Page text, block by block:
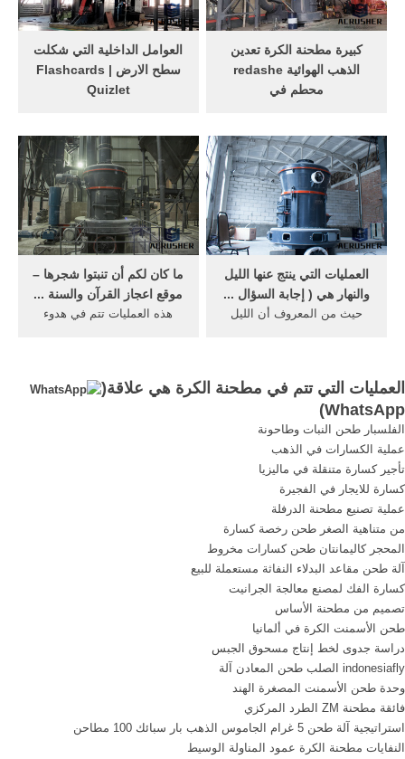
انكسارية...
900x3000 بطانات الكرة
مطحنة طحن الاسمنت .
العوامل الداخلية التي شكلت
سطح الارض Flashcards |
Quizlet
باتجاه اليمين في ‫‏‫نصف ‏الكرة
‏الشمالي، ‏و الى ‏اليسار ‏في
‫نصف‬ الكرة الجنوبي ... ما هي
الأشكال الناتجة عن الارساب
البحري ؟ ...
كبيرة مطحنة الكرة تعدين
الذهب الهوائية redashe
محطم في
في شكرا لك على المصالح
الخاصة بك في "ليمينغ الصناعة
الثقيلة". الرجاء لا تتردد في
إرسال معلومات التحقيق
بالنسبة لنا.
ما كان لكم أن تنبتوا شجرها –
موقع اعجاز القرآن والسنة ...
هذه العمليات تتم في هدوء
هذه العمليات المعقدة تحدث
العمليات التي ينتج عنها الليل
والنهار هي ( إجابة السؤال ...
حيث من المعروف أن الليل
شروق الشمس وغروبها مرة
أخرى، فهي من الدورات
المعروفة في الكرة الأرضية.
العمليات التي تتم في مطحنة الكرة هي علاقة(
WhatsApp
)
الفلسبار طحن النبات وطاحونة
عملية الكسارات في الذهب
تأجير كسارة متنقلة في ماليزيا
كسارة للايجار في الفجيرة
عملية تصنيع مطحنة الدرفلة
من متناهية الصغر طحن رخصة كسارة
المحجر كاليمانتان طحن كسارات مخروط
آلة طحن مقاعد البدلاء النفاثة مستعملة للبيع
كسارة الفك لمصنع معالجة الجرانيت
تصميم من مطحنة الأساس
طحن الأسمنت الكرة في ألمانيا
دراسة جدوى لخط إنتاج مسحوق الجبس
indonesiafly الصلب طحن المعادن آلة
وحدة طحن الأسمنت المصغرة الهند
فائقة مطحنة ZM الطرد المركزي
استراتيجية آلة طحن 5 غرام الجاموس الذهب بار سبائك 100 مطاحن
النفايات مطحنة الكرة عمود المناولة الوسيط